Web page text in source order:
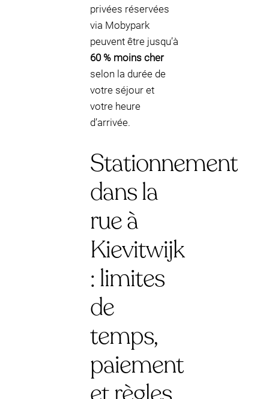
privées réservées
via Mobypark
peuvent être jusqu’à
60 % moins cher
selon la durée de
votre séjour et
votre heure
d’arrivée.
Stationnement
dans la
rue à
Kievitwijk
: limites
de
temps,
paiement